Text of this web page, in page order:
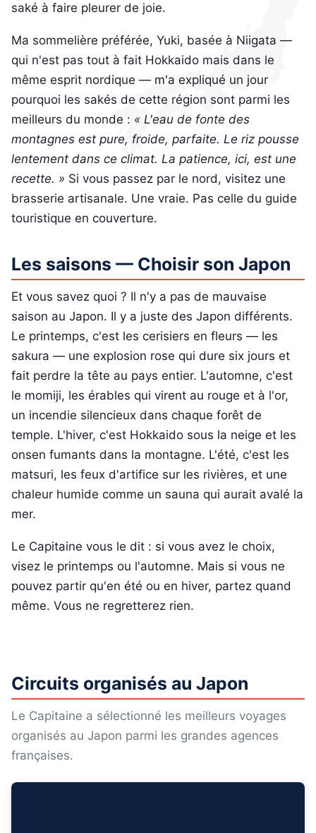
saké à faire pleurer de joie.
Ma sommelière préférée, Yuki, basée à Niigata —
qui n'est pas tout à fait Hokkaido mais dans le
même esprit nordique — m'a expliqué un jour
pourquoi les sakés de cette région sont parmi les
meilleurs du monde : « L'eau de fonte des
montagnes est pure, froide, parfaite. Le riz pousse
lentement dans ce climat. La patience, ici, est une
recette. » Si vous passez par le nord, visitez une
brasserie artisanale. Une vraie. Pas celle du guide
touristique en couverture.
Les saisons — Choisir son Japon
Et vous savez quoi ? Il n'y a pas de mauvaise
saison au Japon. Il y a juste des Japon différents.
Le printemps, c'est les cerisiers en fleurs — les
sakura — une explosion rose qui dure six jours et
fait perdre la tête au pays entier. L'automne, c'est
le momiji, les érables qui virent au rouge et à l'or,
un incendie silencieux dans chaque forêt de
temple. L'hiver, c'est Hokkaido sous la neige et les
onsen fumants dans la montagne. L'été, c'est les
matsuri, les feux d'artifice sur les rivières, et une
chaleur humide comme un sauna qui aurait avalé la
mer.
Le Capitaine vous le dit : si vous avez le choix,
visez le printemps ou l'automne. Mais si vous ne
pouvez partir qu'en été ou en hiver, partez quand
même. Vous ne regretterez rien.
Circuits organisés au Japon
Le Capitaine a sélectionné les meilleurs voyages
organisés au Japon parmi les grandes agences
françaises.